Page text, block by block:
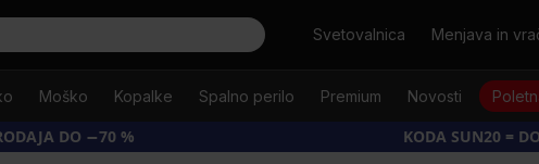
Svetovalnica Menjava in
Moško Kopalke Spalno perilo Premium Novosti
DO −70 % KODA SUN20 =